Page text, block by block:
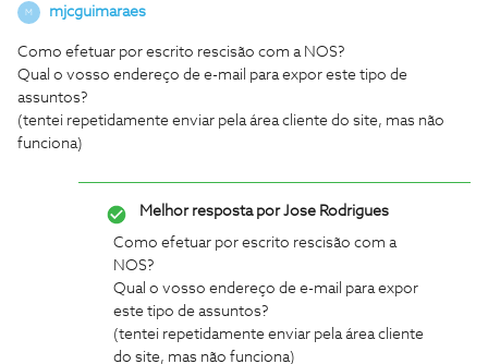
M mjcguimaraes
Como efetuar por escrito rescisão com a NOS?
Qual o vosso endereço de e-mail para expor este tipo de
assuntos?
(tentei repetidamente enviar pela área cliente do site, mas não
funciona)
Melhor resposta porJose Rodrigues
Como efetuar por escrito rescisão com a
NOS?
Qual o vosso endereço de e-mail para expor
este tipo de assuntos?
(tentei repetidamente enviar pela área cliente
do site, mas não funciona)